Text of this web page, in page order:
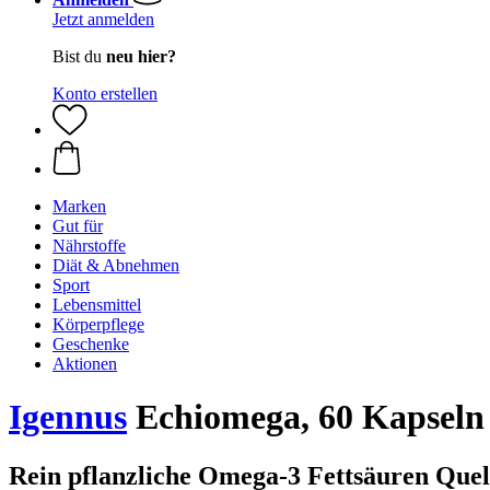
Jetzt anmelden
Bist du neu hier?
Konto erstellen
Marken
Gut für
Nährstoffe
Diät & Abnehmen
Sport
Lebensmittel
Körperpflege
Geschenke
Aktionen
Igennus Echiomega, 60 Kapseln
Rein pflanzliche Omega-3 Fettsäuren